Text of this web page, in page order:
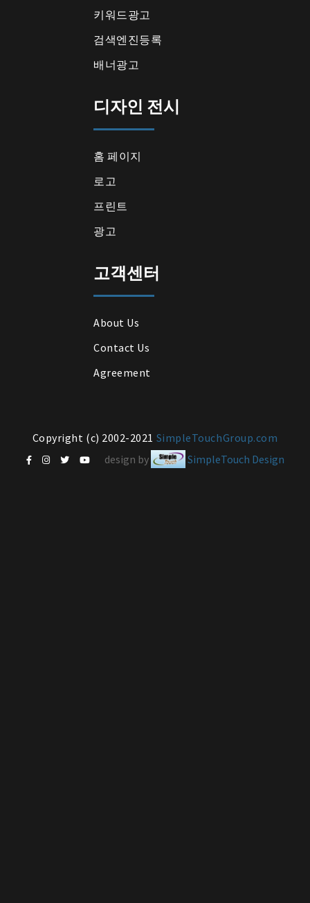
키워드광고
검색엔진등록
배너광고
디자인 전시
홈 페이지
로고
프린트
광고
고객센터
About Us
Contact Us
Agreement
Copyright (c) 2002-2021 SimpleTouchGroup.com
design by
SimpleTouch Design